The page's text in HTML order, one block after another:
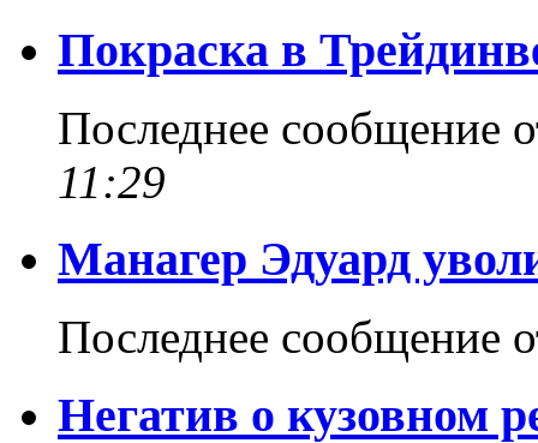
Покраска в
Последнее сообщение
11:29
Манагер Эдуард
Последнее сообщение
Негатив о кузовном